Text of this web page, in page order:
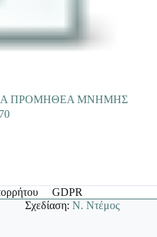
ΠΡΟΜΗΘΕΑ ΜΝΗΜΗΣ
GDPR
Σχεδίαση:Ν. Ντέμος